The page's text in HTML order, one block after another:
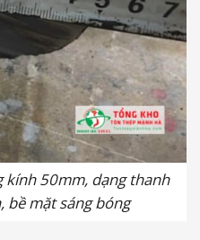
kính 50mm, dạng thanh
bề mặt sáng bóng